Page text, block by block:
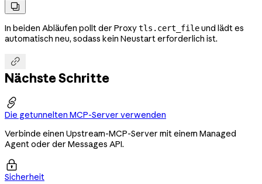

In beiden Abläufen pollt der Proxytls.cert_fileund lädt es
automatisch neu, sodass kein Neustart erforderlich ist.

Nächste Schritte

Die getunnelten MCP-Server verwenden
Verbinde einen Upstream-MCP-Server mit einem Managed
Agent oder der Messages API.

Sicherheit